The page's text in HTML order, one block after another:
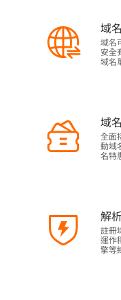
域
域名
安全
域名
域
全面
動域
名特
解
註冊
運作
擎等